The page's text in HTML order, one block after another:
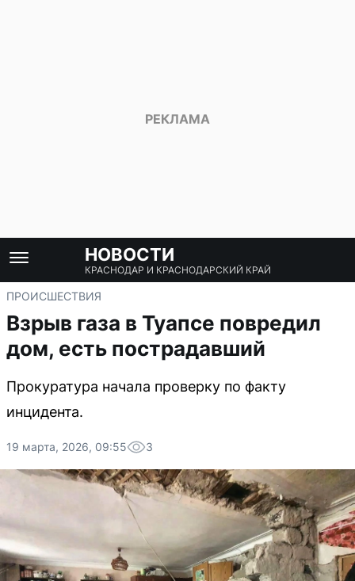
НОВОСТИ
КРАСНОДАР И КРАСНОДАРСКИЙ КРАЙ
ПРОИСШЕСТВИЯ
Взрыв газа в Туапсе повредил
дом, есть пострадавший
Прокуратура начала проверку по факту
инцидента.
19 марта, 2026, 09:55 3